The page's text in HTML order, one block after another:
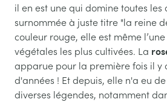
il en est une qui domine toutes les
surnommée à juste titre "la reine
couleur rouge, elle est même
végétales les plus cultivées. La
apparue pour la première fois il y
d'années ! Et depuis, elle n'a eu
diverses légendes, notamment